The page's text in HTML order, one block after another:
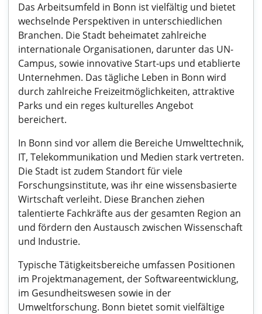
Das Arbeitsumfeld in Bonn ist vielfältig und bietet
wechselnde Perspektiven in unterschiedlichen
Branchen. Die Stadt beheimatet zahlreiche
internationale Organisationen, darunter das UN-
Campus, sowie innovative Start-ups und etablierte
Unternehmen. Das tägliche Leben in Bonn wird
durch zahlreiche Freizeitmöglichkeiten, attraktive
Parks und ein reges kulturelles Angebot
bereichert.
In Bonn sind vor allem die Bereiche Umwelttechnik,
IT, Telekommunikation und Medien stark vertreten.
Die Stadt ist zudem Standort für viele
Forschungsinstitute, was ihr eine wissensbasierte
Wirtschaft verleiht. Diese Branchen ziehen
talentierte Fachkräfte aus der gesamten Region an
und fördern den Austausch zwischen Wissenschaft
und Industrie.
Typische Tätigkeitsbereiche umfassen Positionen
im Projektmanagement, der Softwareentwicklung,
im Gesundheitswesen sowie in der
Umweltforschung. Bonn bietet somit vielfältige